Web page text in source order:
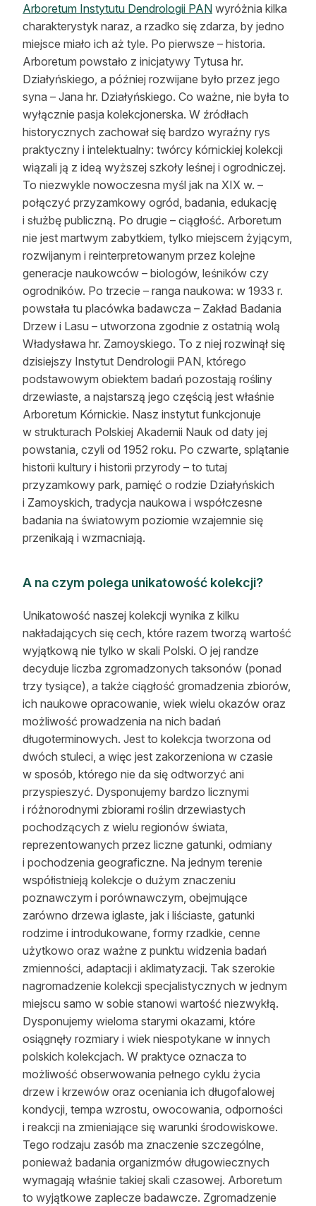
Arboretum Instytutu Dendrologii PAN wyróżnia kilka
charakterystyk naraz, a rzadko się zdarza, by jedno
miejsce miało ich aż tyle. Po pierwsze – historia.
Arboretum powstało z inicjatywy Tytusa hr.
Działyńskiego, a później rozwijane było przez jego
syna – Jana hr. Działyńskiego. Co ważne, nie była to
wyłącznie pasja kolekcjonerska. W źródłach
historycznych zachował się bardzo wyraźny rys
praktyczny i intelektualny: twórcy kórnickiej kolekcji
wiązali ją z ideą wyższej szkoły leśnej i ogrodniczej.
To niezwykle nowoczesna myśl jak na XIX w. –
połączyć przyzamkowy ogród, badania, edukację
i służbę publiczną. Po drugie – ciągłość. Arboretum
nie jest martwym zabytkiem, tylko miejscem żyjącym,
rozwijanym i reinterpretowanym przez kolejne
generacje naukowców – biologów, leśników czy
ogrodników. Po trzecie – ranga naukowa: w 1933 r.
powstała tu placówka badawcza – Zakład Badania
Drzew i Lasu – utworzona zgodnie z ostatnią wolą
Władysława hr. Zamoyskiego. To z niej rozwinął się
dzisiejszy Instytut Dendrologii PAN, którego
podstawowym obiektem badań pozostają rośliny
drzewiaste, a najstarszą jego częścią jest właśnie
Arboretum Kórnickie. Nasz instytut funkcjonuje
w strukturach Polskiej Akademii Nauk od daty jej
powstania, czyli od 1952 roku. Po czwarte, splątanie
historii kultury i historii przyrody – to tutaj
przyzamkowy park, pamięć o rodzie Działyńskich
i Zamoyskich, tradycja naukowa i współczesne
badania na światowym poziomie wzajemnie się
przenikają i wzmacniają.
A na czym polega unikatowość kolekcji?
Unikatowość naszej kolekcji wynika z kilku
nakładających się cech, które razem tworzą wartość
wyjątkową nie tylko w skali Polski. O jej randze
decyduje liczba zgromadzonych taksonów (ponad
trzy tysiące), a także ciągłość gromadzenia zbiorów,
ich naukowe opracowanie, wiek wielu okazów oraz
możliwość prowadzenia na nich badań
długoterminowych. Jest to kolekcja tworzona od
dwóch stuleci, a więc jest zakorzeniona w czasie
w sposób, którego nie da się odtworzyć ani
przyspieszyć. Dysponujemy bardzo licznymi
i różnorodnymi zbiorami roślin drzewiastych
pochodzących z wielu regionów świata,
reprezentowanych przez liczne gatunki, odmiany
i pochodzenia geograficzne. Na jednym terenie
współistnieją kolekcje o dużym znaczeniu
poznawczym i porównawczym, obejmujące
zarówno drzewa iglaste, jak i liściaste, gatunki
rodzime i introdukowane, formy rzadkie, cenne
użytkowo oraz ważne z punktu widzenia badań
zmienności, adaptacji i aklimatyzacji. Tak szerokie
nagromadzenie kolekcji specjalistycznych w jednym
miejscu samo w sobie stanowi wartość niezwykłą.
Dysponujemy wieloma starymi okazami, które
osiągnęły rozmiary i wiek niespotykane w innych
polskich kolekcjach. W praktyce oznacza to
możliwość obserwowania pełnego cyklu życia
drzew i krzewów oraz oceniania ich długofalowej
kondycji, tempa wzrostu, owocowania, odporności
i reakcji na zmieniające się warunki środowiskowe.
Tego rodzaju zasób ma znaczenie szczególne,
ponieważ badania organizmów długowiecznych
wymagają właśnie takiej skali czasowej. Arboretum
to wyjątkowe zaplecze badawcze. Zgromadzenie